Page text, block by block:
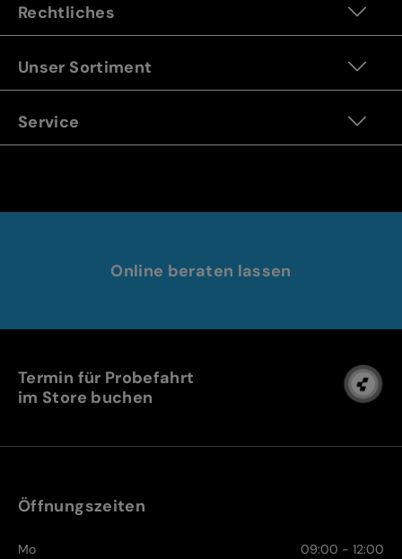
Rechtliches
Unser Sortiment
Service
Online beraten lassen
Termin für Probefahrt
im Store buchen
Öffnungszeiten
Mo
09:00 - 12:00